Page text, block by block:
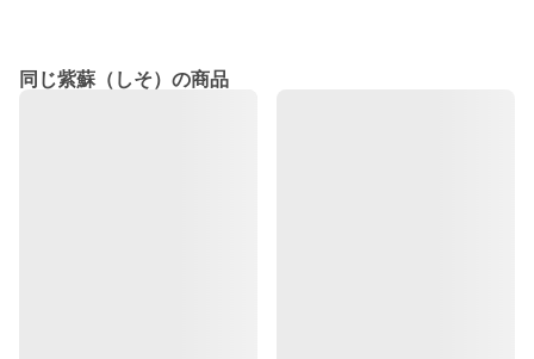
同じ紫蘇（しそ）の商品